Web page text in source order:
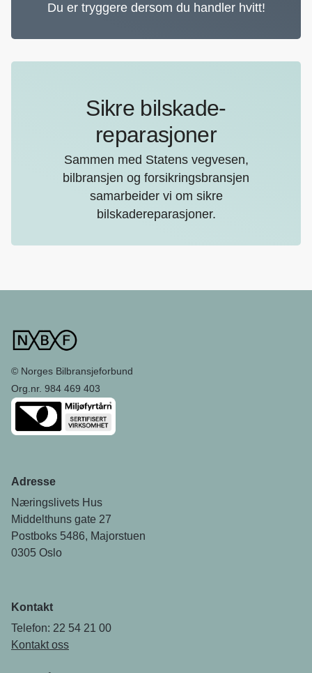
Du er tryggere dersom du handler hvitt!
Sikre bilskade-
reparasjoner
Sammen med Statens vegvesen,
bilbransjen og forsikringsbransjen
samarbeider vi om sikre
bilskadereparasjoner.
© Norges Bilbransjeforbund
Org.nr. 984 469 403
Adresse
Næringslivets Hus
Middelthuns gate 27
Postboks 5486, Majorstuen
0305 Oslo
Kontakt
Telefon: 22 54 21 00
Kontakt oss